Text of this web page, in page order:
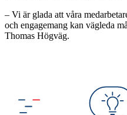
– Vi är glada att våra
och engagemang kan vägleda
Thomas Högväg.